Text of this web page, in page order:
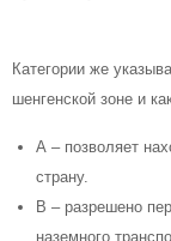
Категории же
шенгенской зоне и
А – позволяет
страну.
В – разрешено
наземного